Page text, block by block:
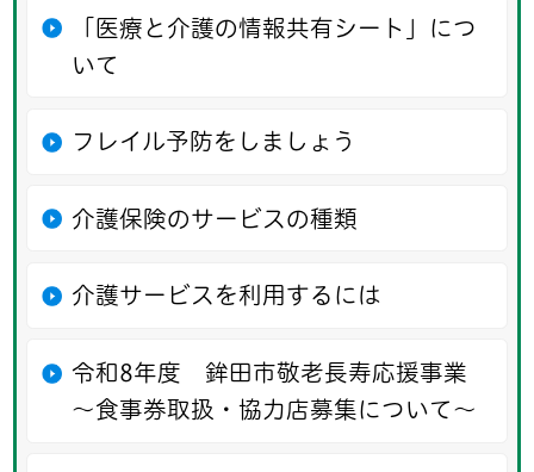
「医療と介護の情報共有シート」につ
いて
フレイル予防をしましょう
介護保険のサービスの種類
介護サービスを利用するには
令和8年度 鉾田市敬老長寿応援事業
〜食事券取扱・協力店募集について〜